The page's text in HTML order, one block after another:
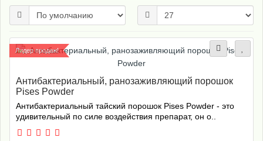
Лидер продаж!
Антибактериальный, ранозаживляющий порошок
Pises Powder
Антибактериальный тайский порошок Pises Powder - это
удивительный по силе воздействия препарат, он о..